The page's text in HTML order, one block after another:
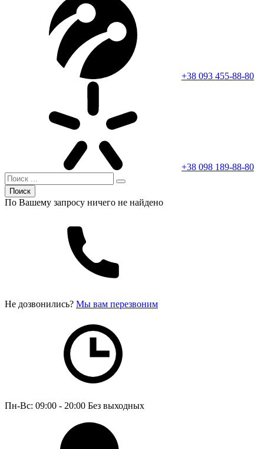
+38 093 455-88-80
+38 098 189-88-80
Поиск
По Вашему запросу ничего не найдено
Не дозвонились? Мы вам перезвоним
Пн-Вс: 09:00 - 20:00 Без выходных